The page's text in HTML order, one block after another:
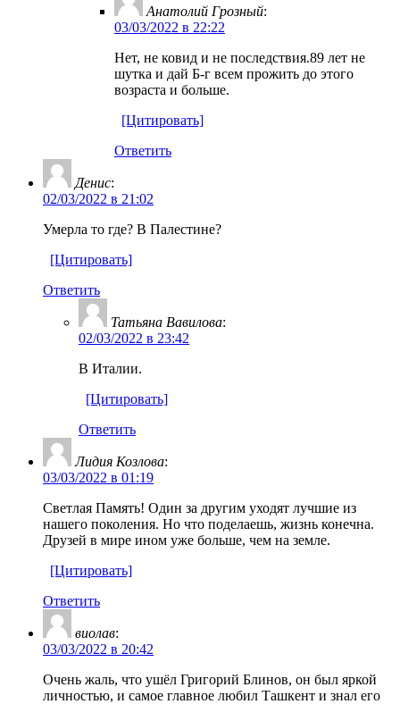
Анатолий Грозный:
03/03/2022 в 22:22
Нет, не ковид и не последствия.89 лет не
шутка и дай Б-г всем прожить до этого
возраста и больше.
[Цитировать]
Ответить
Денис:
02/03/2022 в 21:02
Умерла то где? В Палестине?
[Цитировать]
Ответить
Татьяна Вавилова:
02/03/2022 в 23:42
В Италии.
[Цитировать]
Ответить
Лидия Козлова:
03/03/2022 в 01:19
Светлая Память! Один за другим уходят лучшие из
нашего поколения. Но что поделаешь, жизнь конечна.
Друзей в мире ином уже больше, чем на земле.
[Цитировать]
Ответить
виолав:
03/03/2022 в 20:42
Очень жаль, что ушёл Григорий Блинов, он был яркой
личностью, и самое главное любил Ташкент и знал его